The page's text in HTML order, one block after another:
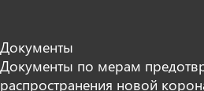
Документы
Документы по мерам
распространения новой